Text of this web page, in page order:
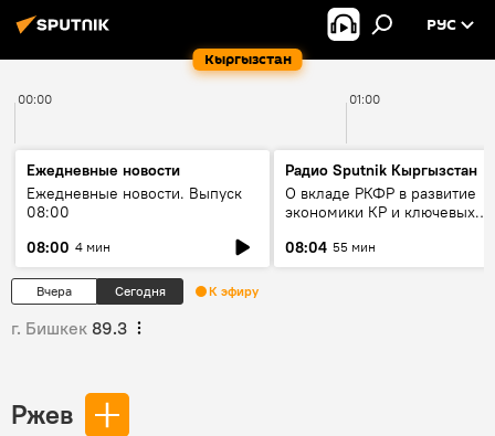
Кыргызстан
РУС
00:00 01:00
Ежедневные новости
Ежедневные новости. Выпуск
08:00
08:00 4 мин
Радио Sputnik Кыргызстан
О вкладе РКФР в развитие
экономики КР и ключевых
08:04 55 мин
Вчера Сегодня К эфиру
г. Бишкек 89.3
Ржев